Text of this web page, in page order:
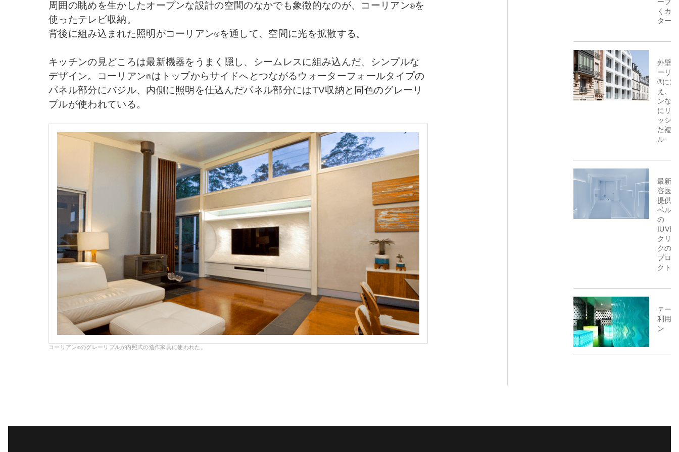
周囲の眺めを生かしたオープンな設計の空間のなかでも象徴的なのが、コーリアン®を
使ったテレビ収納。
背後に組み込まれた照明がコーリアン®を通して、空間に光を拡散する。
キッチンの見どころは最新機器をうまく隠し、シームレスに組み込んだ、シンプルな
デザイン。コーリアン®はトップからサイドへとつながるウォーターフォールタイプの
パネル部分にバジル、内側に照明を仕込んだパネル部分にはTV収納と同色のグレーリ
プルが使われている。
コーリアン ®のグレーリプルが内照式の造作家具に使われた。
ーブ
くカ
ター
外壁
ーリ
®に変
え、
ンな
にリ
ッシ
た複
ル
最新
容医
提供
ベル
の
クリ
クの
プロ
クト
テー
利用
ン